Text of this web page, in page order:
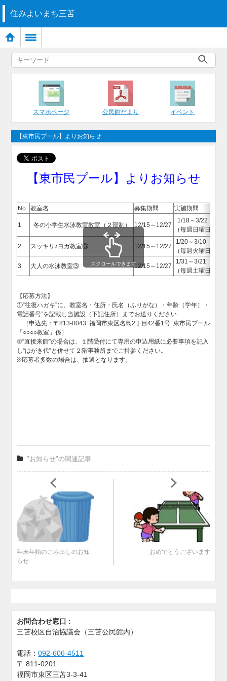
住みよいまち三苫
スマホページ 公民館だより イベント
【東市民プール】よりお知らせ
【東市民プール】よりお知らせ
No. 教室名 募集期間 実施期間
1 冬の小学生水泳教室教室（２部制） 12/15～12/27
1/18～3/22
（毎週日曜日）
2 スッキリ♪ヨガ教室③ 12/15～12/27
1/20～3/10
（毎週火曜日）
3 大人の水泳教室③ 12/15～12/27
1/31～3/21
（毎週土曜日）
スクロールできます
【応募方法】
①“往復ハガキ”に、教室名・住所・氏名（ふりがな）・年齢（学年）・
電話番号”を記載し当施設（下記住所）までお送りください
［申込先：〒813-0043 福岡市東区名島2丁目42番1号 東市民プール
「○○○○教室」係］
②“直接来館”の場合は、１階受付にて専用の申込用紙に必要事項を記入
し“はがき代”と併せて２階事務所までご持参ください。
※応募者多数の場合は、抽選となります。
"お知らせ"の関連記事
年末年始のごみ出しのお知
らせ
おめでとうございます
お問合わせ窓口 :
三苫校区自治協議会（三苫公民館内）
電話：092-606-4511
〒811-0201
福岡市東区三苫3-3-41